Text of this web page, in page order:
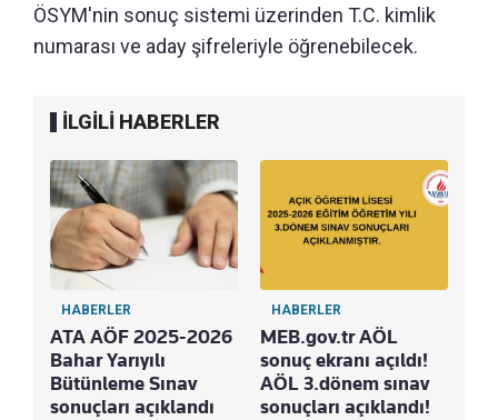
ÖSYM'nin sonuç sistemi üzerinden T.C. kimlik
numarası ve aday şifreleriyle öğrenebilecek.
İLGİLİ HABERLER
HABERLER
ATA AÖF 2025-2026
Bahar Yarıyılı
Bütünleme Sınav
sonuçları açıklandı
HABERLER
MEB.gov.tr AÖL
sonuç ekranı açıldı!
AÖL 3.dönem sınav
sonuçları açıklandı!